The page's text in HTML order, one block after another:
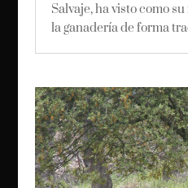
Salvaje, ha visto como
la ganadería de forma